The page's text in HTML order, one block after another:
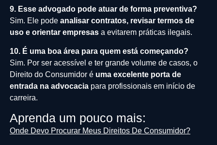
9. Esse advogado pode atuar de forma preventiva?
Sim. Ele pode analisar contratos, revisar termos de
uso e orientar empresas a evitarem práticas ilegais.
10. É uma boa área para quem está começando?
Sim. Por ser acessível e ter grande volume de casos, o
Direito do Consumidor é uma excelente porta de
entrada na advocacia para profissionais em início de
carreira.
Aprenda um pouco mais:
Onde Devo Procurar Meus Direitos De Consumidor?